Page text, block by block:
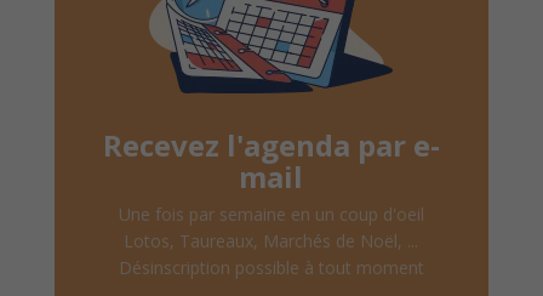
Recevez l'agenda par e-
mail
Une fois par semaine en un coup d'oeil
Lotos, Taureaux, Marchés de Noël, ...
Désinscription possible à tout moment